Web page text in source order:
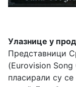
Улазнице у
Представници
(Eurovision
пласирали су